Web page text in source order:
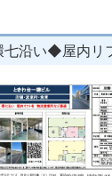
沿い◆屋内リ